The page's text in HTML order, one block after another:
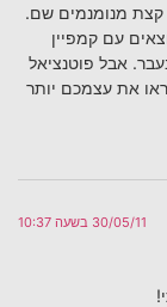
מנומנמים שם.
עם קמפיין
אבל פוטנציאל
את עצמכם יותר
30/05/11 בשעה 10:37